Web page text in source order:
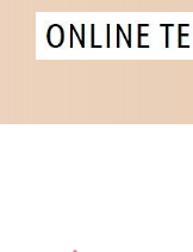
Zum Inhalt springen